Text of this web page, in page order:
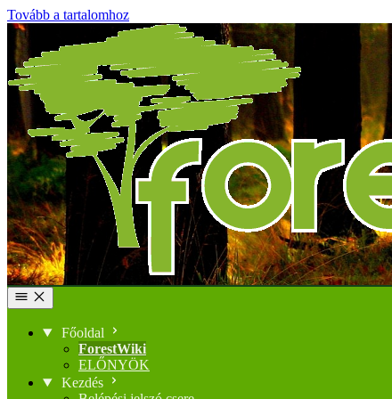
Tovább a tartalomhoz
Főoldal
ForestWiki
ELŐNYÖK
Kezdés